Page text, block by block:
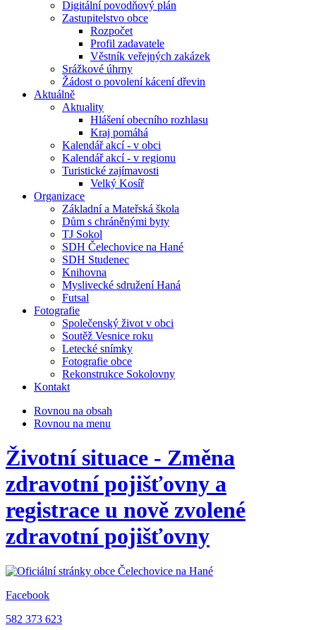
Digitální povodňový plán
Zastupitelstvo obce
Rozpočet
Profil zadavatele
Věstník veřejných zakázek
Srážkové úhrny
Žádost o povolení kácení dřevin
Aktuálně
Aktuality
Hlášení obecního rozhlasu
Kraj pomáhá
Kalendář akcí - v obci
Kalendář akcí - v regionu
Turistické zajímavosti
Velký Kosíř
Organizace
Základní a Mateřská škola
Dům s chráněnými byty
TJ Sokol
SDH Čelechovice na Hané
SDH Studenec
Knihovna
Myslivecké sdružení Haná
Futsal
Fotografie
Společenský život v obci
Soutěž Vesnice roku
Letecké snímky
Fotografie obce
Rekonstrukce Sokolovny
Kontakt
Rovnou na obsah
Rovnou na menu
Životní situace - Změna
zdravotní pojišťovny a
registrace u nově zvolené
zdravotní pojišťovny
Facebook
582 373 623